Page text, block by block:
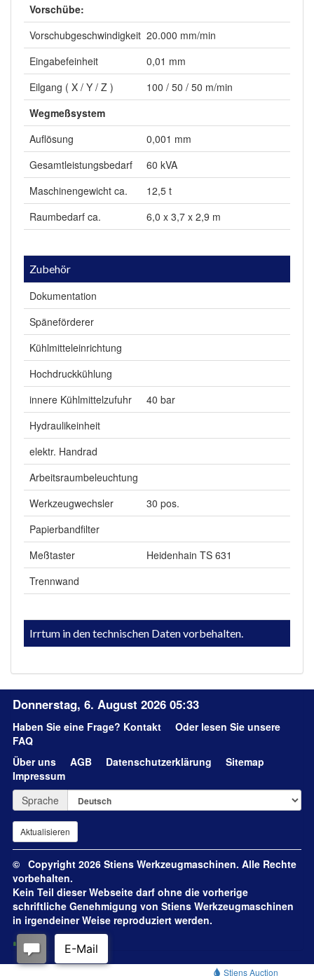
Vorschübe:
Vorschubgeschwindigkeit 20.000 mm/min
Eingabefeinheit
0,01 mm
Eilgang ( X / Y / Z )
100 / 50 / 50 m/min
Wegmeßsystem
Auflösung
0,001 mm
Gesamtleistungsbedarf
60 kVA
Maschinengewicht ca.
12,5 t
Raumbedarf ca.
6,0 x 3,7 x 2,9 m
Zubehör
Dokumentation
Späneförderer
Kühlmitteleinrichtung
Hochdruckkühlung
innere Kühlmittelzufuhr
40 bar
Hydraulikeinheit
elektr. Handrad
Arbeitsraumbeleuchtung
Werkzeugwechsler
30 pos.
Papierbandfilter
Meßtaster
Heidenhain TS 631
Trennwand
Irrtum in den technischen Daten vorbehalten.
Donnerstag, 6. August 2026 05:33
Haben Sie eine Frage? Kontakt
Oder lesen Sie unsere
FAQ
Über uns
AGB Datenschutzerklärung
Sitemap
Impressum
Sprache
© Copyright 2026 Stiens Werkzeugmaschinen. Alle Rechte
vorbehalten.
Kein Teil dieser Webseite darf ohne die vorherige
schriftliche Genehmigung von Stiens Werkzeugmaschinen
in irgendeiner Weise reproduziert werden.
Stiens Auction